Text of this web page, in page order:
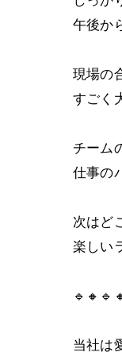
午後か
現場の
すごく
チーム
仕事の
次はど
楽しい
当社は